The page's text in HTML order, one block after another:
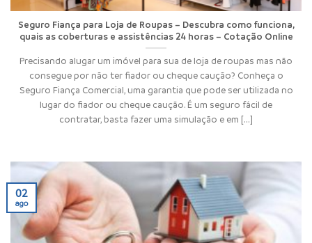
Seguro Fiança para Loja de Roupas – Descubra como funciona,
quais as coberturas e assistências 24 horas – Cotação Online
Precisando alugar um imóvel para sua de loja de roupas mas não
consegue por não ter fiador ou cheque caução? Conheça o
Seguro Fiança Comercial, uma garantia que pode ser utilizada no
lugar do fiador ou cheque caução. É um seguro fácil de
contratar, basta fazer uma simulação e em [...]
02
ago